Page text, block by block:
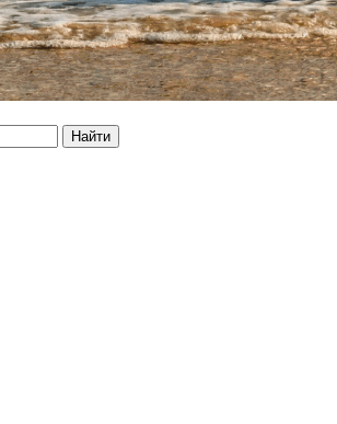
Найти